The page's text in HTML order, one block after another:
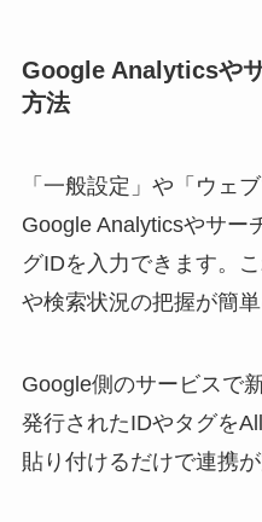
Google Analyticsや
方法
「一般設定」や「ウェ
Google Analyticsやサー
グIDを入力できます。
や検索状況の把握が簡単
Google側のサービスで
発行されたIDやタグを
貼り付けるだけで連携が